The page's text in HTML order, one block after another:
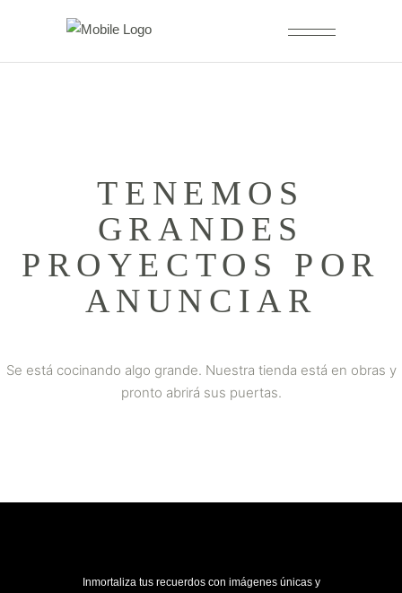
TENEMOS
GRANDES
PROYECTOS POR
ANUNCIAR
Se está cocinando algo grande. Nuestra tienda está en obras y
pronto abrirá sus puertas.
Inmortaliza tus recuerdos con imágenes únicas y